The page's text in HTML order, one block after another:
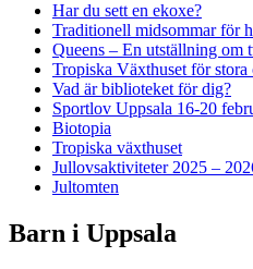
Har du sett en ekoxe?
Traditionell midsommar för
Queens – En utställning om
Tropiska Växthuset för stora
Vad är biblioteket för dig?
Sportlov Uppsala 16-20
Biotopia
Tropiska växthuset
Jullovsaktiviteter 2025 –
Jultomten
Barn i Uppsala